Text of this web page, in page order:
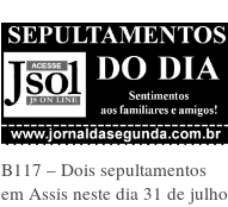
B117 – Dois sepultamentos
em Assis neste dia 31 de julho